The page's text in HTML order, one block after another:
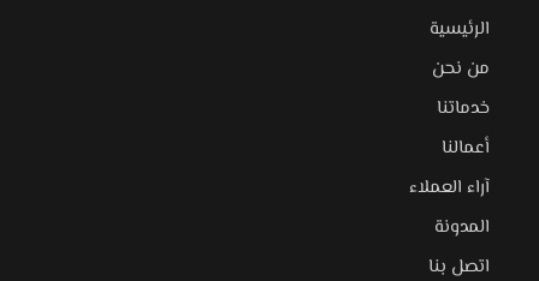
الرئيسية
من نحن
خدماتنا
أعمالنا
آراء العملاء
المدونة
اتصل بنا